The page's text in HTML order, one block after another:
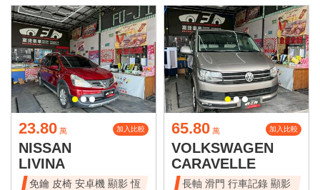
23.80 萬 加入比較
NISSAN
LIVINA
免鑰 皮椅 安卓機 顯影 恆
65.80 萬 加入比較
VOLKSWAGEN
CARAVELLE
長軸 滑門 行車記錄 顯影